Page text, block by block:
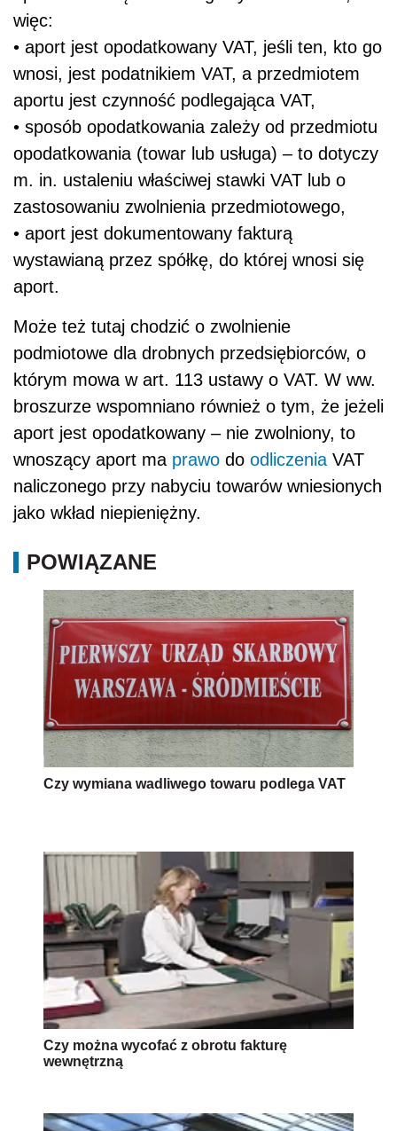
więc:
• aport jest opodatkowany VAT, jeśli ten, kto go
wnosi, jest podatnikiem VAT, a przedmiotem
aportu jest czynność podlegająca VAT,
• sposób opodatkowania zależy od przedmiotu
opodatkowania (towar lub usługa) – to dotyczy
m. in. ustaleniu właściwej stawki VAT lub o
zastosowaniu zwolnienia przedmiotowego,
• aport jest dokumentowany fakturą
wystawianą przez spółkę, do której wnosi się
aport.
Może też tutaj chodzić o zwolnienie
podmiotowe dla drobnych przedsiębiorców, o
którym mowa w art. 113 ustawy o VAT. W ww.
broszurze wspomniano również o tym, że jeżeli
aport jest opodatkowany – nie zwolniony, to
wnoszący aport ma prawo do odliczenia VAT
naliczonego przy nabyciu towarów wniesionych
jako wkład niepieniężny.
POWIĄZANE
Czy wymiana wadliwego towaru podlega VAT
Czy można wycofać z obrotu fakturę
wewnętrzną